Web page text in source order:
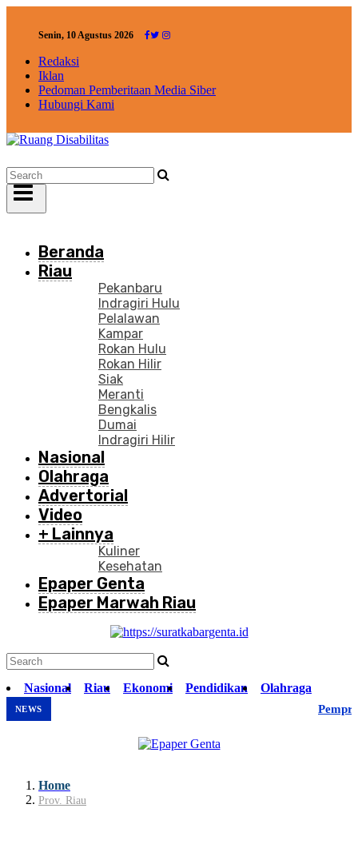
Senin, 10 Agustus 2026
Redaksi
Iklan
Pedoman Pemberitaan Media Siber
Hubungi Kami
Beranda
Riau
Pekanbaru
Indragiri Hulu
Pelalawan
Kampar
Rokan Hulu
Rokan Hilir
Siak
Meranti
Bengkalis
Dumai
Indragiri Hilir
Nasional
Olahraga
Advertorial
Video
+ Lainnya
Kuliner
Kesehatan
Epaper Genta
Epaper Marwah Riau
Nasional Riau Ekonomi Pendidikan Olahraga
NEWS
Home
Prov. Riau